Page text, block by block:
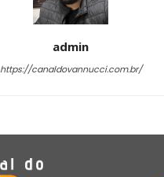
admin
https://canaldovannucci.com.br/